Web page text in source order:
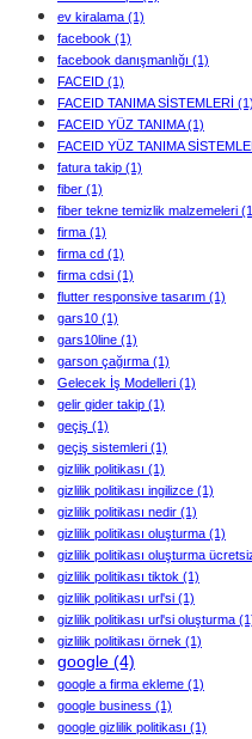
ev kiralama (1)
facebook (1)
facebook danışmanlığı (1)
FACEID (1)
FACEID TANIMA SİSTEMLERİ (1)
FACEID YÜZ TANIMA(1)
FACEID YÜZ TANIMA
fatura takip (1)
fiber (1)
fiber tekne temizlik malzemeleri
firma (1)
firma cd (1)
firma cdsi (1)
flutter responsive tasarım (1)
gars10 (1)
gars10line (1)
garson çağırma (1)
Gelecek İş Modelleri (1)
gelir gider takip (1)
geçiş (1)
geçiş sistemleri (1)
gizlilik politikası (1)
gizlilik politikası ingilizce (1)
gizlilik politikası nedir (1)
gizlilik politikası oluşturma (1)
gizlilik politikası oluşturma
gizlilik politikası tiktok (1)
gizlilik politikası url'si (1)
gizlilik politikası url'si oluşturma
gizlilik politikası örnek (1)
google (4)
google a firma ekleme (1)
google business (1)
google gizlilik politikası (1)